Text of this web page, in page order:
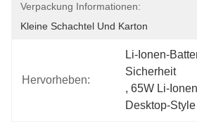
Verpackung Informationen:
Kleine Schachtel Und Karton
Hervorheben:
Li-Ionen-
Sicherheit
, 65W Li-
Desktop-